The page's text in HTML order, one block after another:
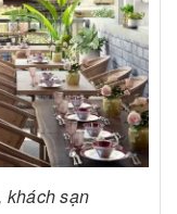
khách sạn